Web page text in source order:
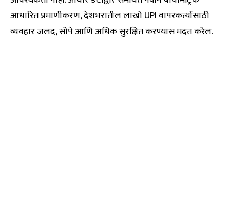
आधारित प्रमाणीकरण, देशभरातील लाखो UPI वापरकर्त्यांसाठी
व्यवहार जलद, सोपे आणि अधिक सुरक्षित करण्यास मदत करेल.